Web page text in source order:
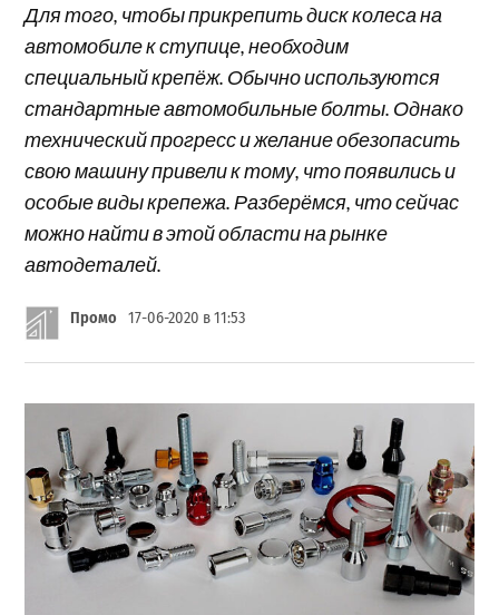
Для того, чтобы прикрепить диск колеса на
автомобиле к ступице, необходим
специальный крепёж. Обычно используются
стандартные автомобильные болты. Однако
технический прогресс и желание обезопасить
свою машину привели к тому, что появились и
особые виды крепежа. Разберёмся, что сейчас
можно найти в этой области на рынке
автодеталей.
Промо 17-06-2020 в 11:53